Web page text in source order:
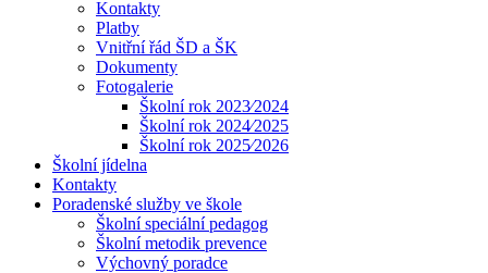
Kontakty
Platby
Vnitřní řád ŠD a ŠK
Dokumenty
Fotogalerie
Školní rok 2023⁄2024
Školní rok 2024⁄2025
Školní rok 2025⁄2026
Školní jídelna
Kontakty
Poradenské služby ve škole
Školní speciální pedagog
Školní metodik prevence
Výchovný poradce